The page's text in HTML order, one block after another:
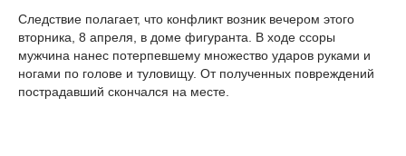
Следствие полагает, что конфликт возник вечером этого
вторника, 8 апреля, в доме фигуранта. В ходе ссоры
мужчина нанес потерпевшему множество ударов руками и
ногами по голове и туловищу. От полученных повреждений
пострадавший скончался на месте.